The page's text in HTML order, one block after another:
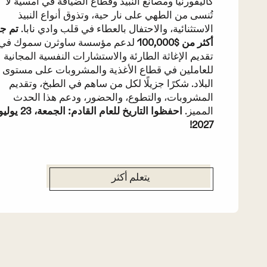
تُنسى من الطهي على نار حية، وتذوق أنواع النبيذ
الاستثنائية، والاحتفال بالعطاء في قلب وادي نابا.تم
أكثر من $100,000
لدعم مؤسسة ساوثرن سموك
تقديم الإغاثة الطارئة والاستشارات النفسية المجانية
للعاملين في قطاع الأغذية والمشروبات على مستوى
البلاد. شكرًا جزيلًا لكل من ساهم في الطبخ، وتقديم
المشروبات، والتطوع، والحضور، ودعم هذا الحدث
المميز.
احفظوا التاريخ للعام القادم: الجمعة،
2027!
يتعلم أكثر